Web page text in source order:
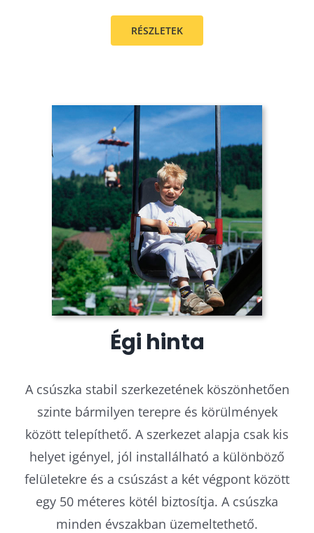
RÉSZLETEK
Égi hinta
A csúszka stabil szerkezetének köszönhetően
szinte bármilyen terepre és körülmények
között telepíthető. A szerkezet alapja csak kis
helyet igényel, jól installálható a különböző
felületekre és a csúszást a két végpont között
egy 50 méteres kötél biztosítja. A csúszka
minden évszakban üzemeltethető.